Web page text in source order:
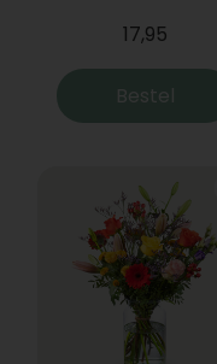
17,95
Bestel